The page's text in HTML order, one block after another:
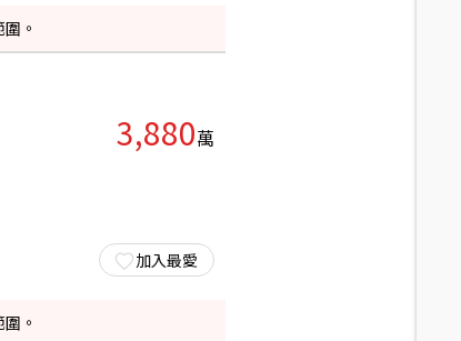
。
3,880萬
加入最愛
。